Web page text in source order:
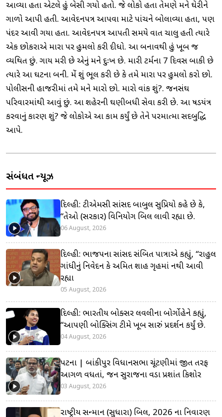
આવ્યા હતા એટલે હું બેસી ગયો હતો. જે લોકો હતા તેમણે મને ઘેરીને
ગાળો આપી હતી. આવેદનપત્ર આપવા માટે પાંચને બોલાવ્યા હતા, પણ
પંદર આવી ગયા હતા. આવેદનપત્ર આપતી સમયે વાત ચાલુ હતી ત્યારે
એક છોકરાએ મારા પર હુમલો કરી દીધો. આ બનાવથી હું ખૂબ જ
વ્યથિત છું. ગાય મરી છે એનું મને દુઃખ છે. મારી ટર્મના 7 દિવસ બાકી છે
ત્યારે આ ઘટના બની. મેં શું ભૂલ કરી છે કે તમે મારા પર હુમલો કરો છો.
પોલીસની હાજરીમાં તમે મને મારો છો. મારો વાંક શું?. જનસંઘ
પરિવારમાંથી આવું છું. આ શહેરની ઘણીબધી સેવા કરી છે. આ ષડયંત્ર
કરવાનું કારણ શું? જે લોકોએ આ કામ કર્યું છે તેને પરમાત્મા સદબુદ્ધિ
આપે.
સંબંધિત ન્યૂઝ
દિલ્હી: ટીએમસી સાંસદ બાબુલ સુપ્રિયો કહે છે કે,
“તેઓ (સરકાર) વિનિયોગ બિલ લાવી રહ્યા છે.
06 August, 2026
દિલ્હી: ભાજપના સાંસદ સંબિત પાત્રાએ કહ્યું, “રાહુલ
ગાંધીનું નિવેદન કે અમિત શાહ ગૃહમાં નથી આવી
રહ્યા
05 August, 2026
દિલ્હી: ભારતીય બોક્સર લવલીના બોર્ગોહેને કહ્યું,
“આપણી બોક્સિંગ ટીમે ખૂબ સારું પ્રદર્શન કર્યું છે.
04 August, 2026
પટના | બાંકીપુર વિધાનસભા ચૂંટણીમાં જીત તરફ
આગળ વધતાં, જન સુરાજના વડા પ્રશાંત કિશોર
03 August, 2026
રાષ્ટ્રીય સન્માન (સુધારા) બિલ, 2026 ના નિવારણ